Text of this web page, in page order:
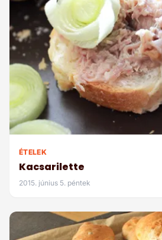
ÉTELEK
Kacsarilette
2015. június 5. péntek